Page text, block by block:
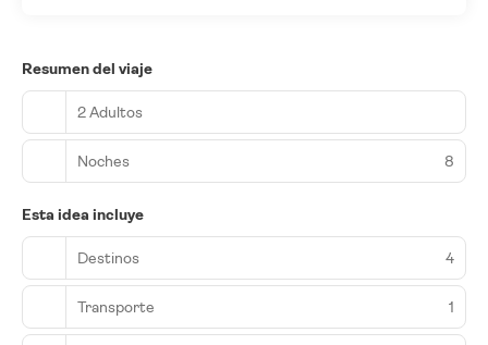
Resumen del viaje
2 Adultos
Noches 8
Esta idea incluye
Destinos 4
Transporte 1